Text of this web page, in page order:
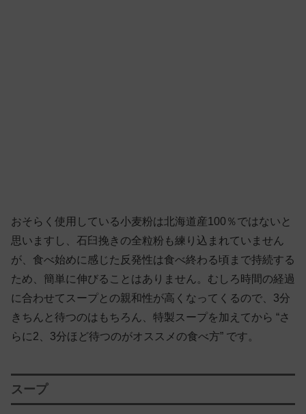
おそらく使用している小麦粉は北海道産100％ではないと
思いますし、石臼挽きの全粒粉も練り込まれていません
が、食べ始めに感じた反発性は食べ終わる頃まで持続する
ため、簡単に伸びることはありません。むしろ時間の経過
に合わせてスープとの親和性が高くなってくるので、3分
きちんと待つのはもちろん、特製スープを加えてから “さ
らに2、3分ほど待つのがオススメの食べ方” です。
スープ